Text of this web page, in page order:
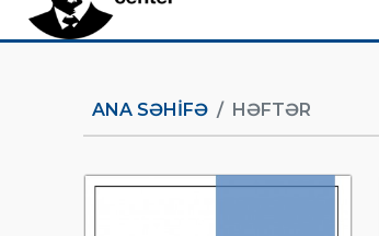
ANA SƏHIFƏ HƏFTƏR